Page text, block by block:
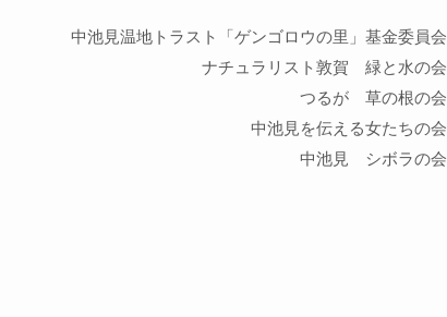
中池見温地トラスト「ゲンゴロウの里」基金委員会
ナチュラリスト敦賀 緑と水の会
つるが 草の根の会
中池見を伝える女たちの会
中池見 シボラの会